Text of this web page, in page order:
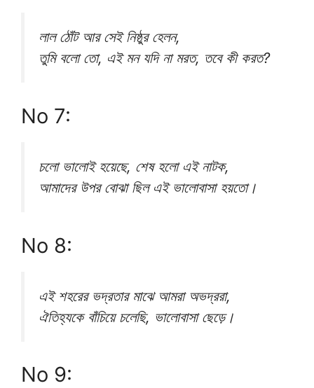
লাল ঠোঁট আর সেই নিষ্ঠুর হেলন,
তুমি বলো তো, এই মন যদি না মরত, তবে কী করত?
No 7:
চলো ভালোই হয়েছে, শেষ হলো এই নাটক,
আমাদের উপর বোঝা ছিল এই ভালোবাসা হয়তো।
No 8:
এই শহরের ভদ্রতার মাঝে আমরা অভদ্ররা,
ঐতিহ্যকে বাঁচিয়ে চলেছি, ভালোবাসা ছেড়ে।
No 9: